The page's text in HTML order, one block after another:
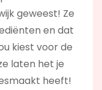
geweest! Ze
en dat
kiest voor de
laten het je
heeft!